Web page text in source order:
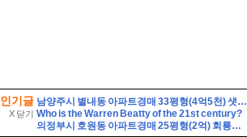
인기글
X 닫기
남양주시 별내동 아파트경매 33평형(4억5천) 샛별초등학교인근 별내푸르지오 20층 유찰1회 남양주별내푸르지오아파트 법원경매 매매
Who is the Warren Beatty of the 21st century?
의정부시 호원동 아파트경매 25평형(2억) 회룡역인근 신원아파트 14층 유찰1회 의정부호원동신원아파트 법원경매 매매